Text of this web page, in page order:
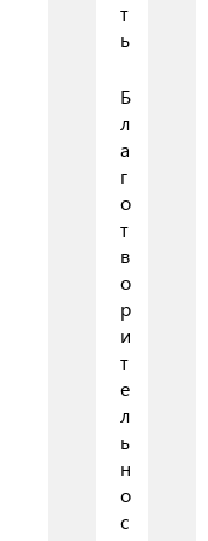
т
ь
Б
л
а
г
о
т
в
о
р
и
т
е
л
ь
н
о
с